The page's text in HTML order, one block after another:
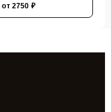
от 2750 ₽